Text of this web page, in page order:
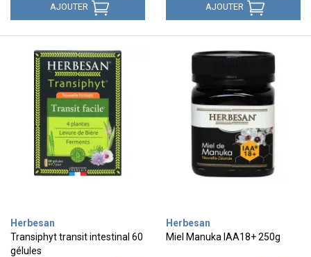
AJOUTER AJOUTER
Herbesan
Transiphyt transit intestinal 60
gélules
Herbesan
Miel Manuka IAA18+ 250g